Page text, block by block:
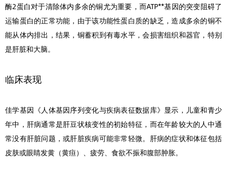
酶2蛋白对于清除体内多余的铜尤为重要，而ATP**基因的突变阻碍了
运输蛋白的正常功能，由于该功能性蛋白质的缺乏，造成多余的铜不
能从体内排出，结果，铜蓄积到有毒水平，会损害组织和器官，特别
是肝脏和大脑。
临床表现
佳学基因《人体基因序列变化与疾病表征数据库》显示，儿童和青少
年中，肝病通常是肝豆状核变性的初始特征，而在年龄较大的人中通
常没有肝脏问题，或肝脏疾病可能非常轻微。肝病的症状和体征包括
皮肤或眼睛发黄（黄疸）、疲劳、食欲不振和腹部肿胀。